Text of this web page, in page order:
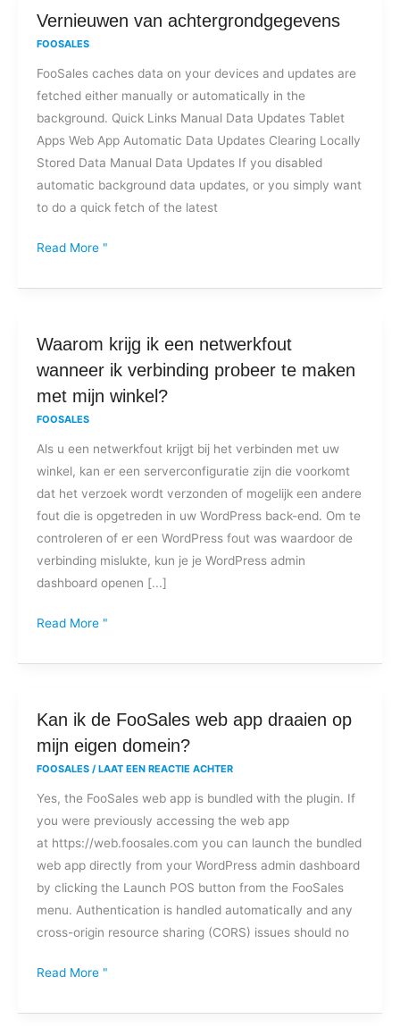
Vernieuwen van achtergrondgegevens
FOOSALES
FooSales caches data on your devices and updates are
fetched either manually or automatically in the
background. Quick Links Manual Data Updates Tablet
Apps Web App Automatic Data Updates Clearing Locally
Stored Data Manual Data Updates If you disabled
automatic background data updates, or you simply want
to do a quick fetch of the latest
Vernieuwen
van
Read More "
Waarom krijg ik een netwerkfout
wanneer ik verbinding probeer te maken
met mijn winkel?
FOOSALES
Als u een netwerkfout krijgt bij het verbinden met uw
winkel, kan er een serverconfiguratie zijn die voorkomt
dat het verzoek wordt verzonden of mogelijk een andere
fout die is opgetreden in uw WordPress back-end. Om te
controleren of er een WordPress fout was waardoor de
verbinding mislukte, kun je je WordPress admin
dashboard openen [...]
Waarom
krijg
wanneer
ik
verbinding
probeer
te
maken
met
winkel?
Read More "
Kan ik de FooSales web app draaien op
mijn eigen domein?
FOOSALES / LAAT EEN REACTIE ACHTER
Yes, the FooSales web app is bundled with the plugin. If
you were previously accessing the web app
at https://web.foosales.com you can launch the bundled
web app directly from your WordPress admin dashboard
by clicking the Launch POS button from the FooSales
menu. Authentication is handled automatically and any
cross-origin resource sharing (CORS) issues should no
Kan
ik
web
app
draaien
op
mijn
eigen
domein?
Read More "